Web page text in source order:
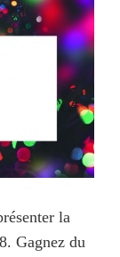
la
Gagnez du